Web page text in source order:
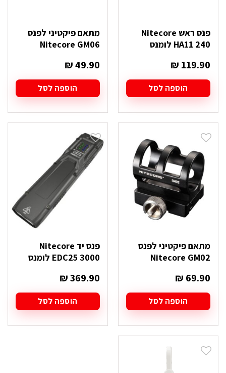
פנס ראש Nitecore
HA11 240 לומנס
₪ 119.90
הוספה לסל
מתאם פיקטיני לפנס
Nitecore GM06
₪49.90
הוספה לסל
מתאם פיקטיני לפנס
Nitecore GM02
₪ 69.90
הוספה לסל
פנס יד Nitecore
EDC25 3000 לומנס
₪369.90
הוספה לסל